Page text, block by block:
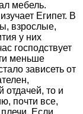
мебель.
Египет. В
взрослые,
у них
господствует
меньше
зависеть от
отдачей, то и
почти все,
Если